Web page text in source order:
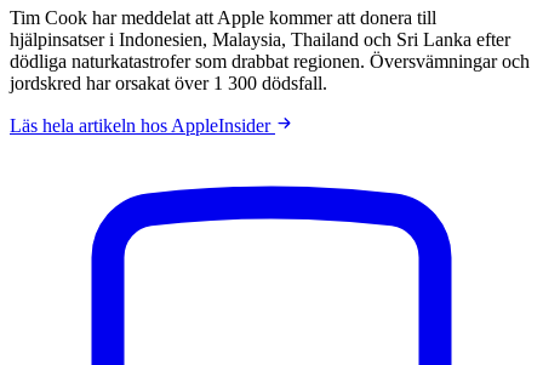
Tim Cook har meddelat att Apple kommer att donera till
hjälpinsatser i Indonesien, Malaysia, Thailand och Sri Lanka efter
dödliga naturkatastrofer som drabbat regionen. Översvämningar och
jordskred har orsakat över 1 300 dödsfall.
Läs hela artikeln hos AppleInsider